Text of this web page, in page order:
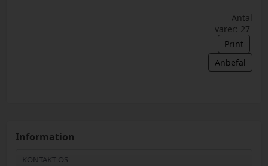
Antal
varer: 27
Print
Anbefal
Information
KONTAKT OS